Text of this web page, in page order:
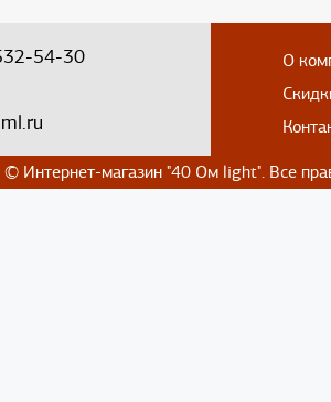
54-30
О
© Интернет-магазин "40 Ом light". Все